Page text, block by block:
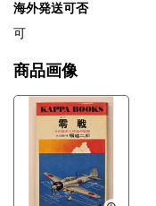
海外発送可否
可
商品画像